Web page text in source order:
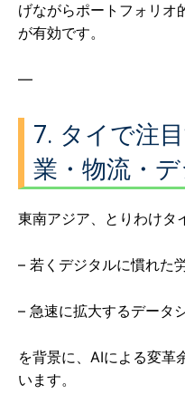
げながらポートフォリオ
が有効です。
—
7. タイで注
業・物流・
東南アジア、とりわけタ
– 若くデジタルに慣れた
– 急速に拡大するデータ
を背景に、AIによる変革
います。